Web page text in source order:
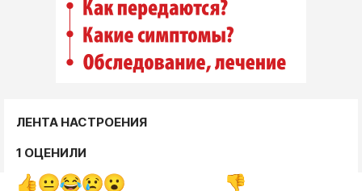
ЛЕНТА НАСТРОЕНИЯ
1 ОЦЕНИЛИ